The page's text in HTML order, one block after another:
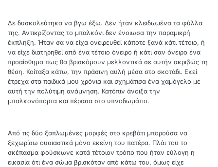
Δε δυσκολεύτηκα να βγω έξω. Δεν ήταν κλειδωμένα τα φύλλα
της. Αντικρίζοντας το μπαλκόνι δεν ένοιωσα την παραμικρή
έκπληξη. Ήταν σα να είχα ονειρευθεί κάποτε ξανά κάτι τέτοιο, ή
να είχε διατηρηθεί από ένα τέτοιο όνειρο ή κάτι σαν όνειρο ένα
προαίσθημα πως θα βρισκόμουν μελλοντικά σε αυτήν ακριβώς τη
θέση. Κοίταξα κάτω, την πράσινη αυλή μέσα στο σκοτάδι. Εκεί
έτρεχα στα παιδικά μου χρόνια και σχημάτισα ένα χαμόγελο με
αυτή την πολύτιμη ανάμνηση. Κατόπιν άνοιξα την
μπαλκονόπορτα και πέρασα στο υπνοδωμάτιο.
Από τις δύο ξαπλωμένες μορφές στο κρεβάτι μπορούσα να
ξεχωρίσω ουσιαστικά μόνο εκείνη του πατέρα. Πλάι του το
σκέπασμα φούσκωνε κατά τέτοιον τρόπο που ήταν εύλογη η
εικασία ότι ένα σώμα βρισκόταν από κάτω του, όμως είχε